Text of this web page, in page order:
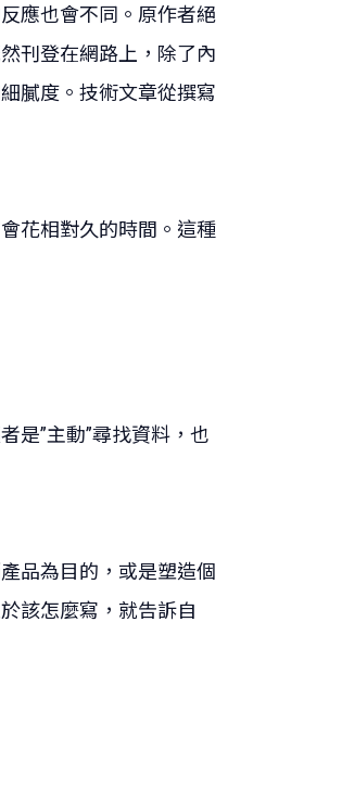
應也會不同。原作者絕
刊登在網路上，除了內
膩度。技術文章從撰寫
花相對久的時間。這種
是”主動”尋找資料，也
品為目的，或是塑造個
該怎麼寫，就告訴自